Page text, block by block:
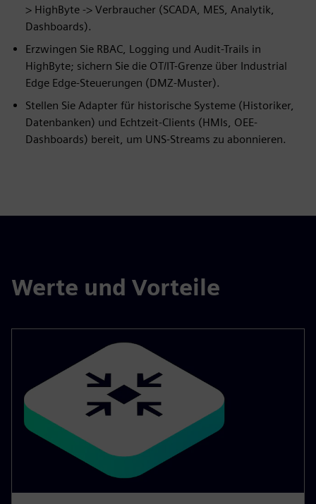
> HighByte -> Verbraucher (SCADA, MES, Analytik,
Dashboards).
Erzwingen Sie RBAC, Logging und Audit-Trails in
HighByte; sichern Sie die OT/IT-Grenze über Industrial
Edge Edge-Steuerungen (DMZ-Muster).
Stellen Sie Adapter für historische Systeme (Historiker,
Datenbanken) und Echtzeit-Clients (HMIs, OEE-
Dashboards) bereit, um UNS-Streams zu abonnieren.
Werte und Vorteile